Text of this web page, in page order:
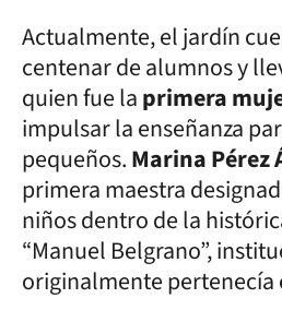
Actualmente, el jardín
centenar de alumnos y
quien fue laprimera
impulsar la enseñanza
pequeños.Marina Pérez
primera maestra
niños dentro de la
“Manuel Belgrano”,
originalmente pertenecía